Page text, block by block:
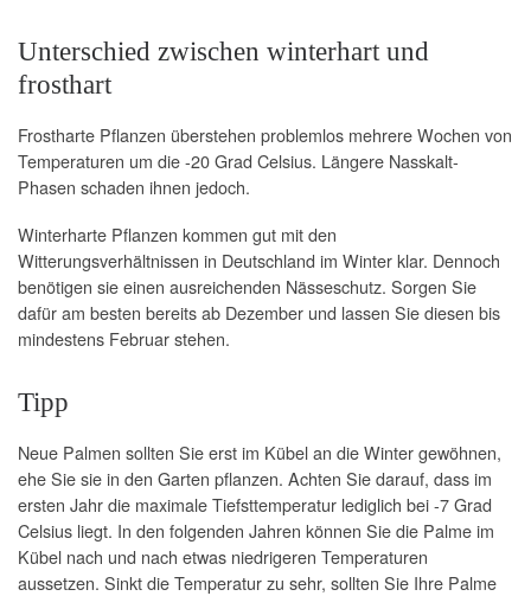
Unterschied zwischen winterhart und
frosthart
Frostharte Pflanzen überstehen problemlos mehrere Wochen von
Temperaturen um die -20 Grad Celsius. Längere Nasskalt-
Phasen schaden ihnen jedoch.
Winterharte Pflanzen kommen gut mit den
Witterungsverhältnissen in Deutschland im Winter klar. Dennoch
benötigen sie einen ausreichenden Nässeschutz. Sorgen Sie
dafür am besten bereits ab Dezember und lassen Sie diesen bis
mindestens Februar stehen.
Tipp
Neue Palmen sollten Sie erst im Kübel an die Winter gewöhnen,
ehe Sie sie in den Garten pflanzen. Achten Sie darauf, dass im
ersten Jahr die maximale Tiefsttemperatur lediglich bei -7 Grad
Celsius liegt. In den folgenden Jahren können Sie die Palme im
Kübel nach und nach etwas niedrigeren Temperaturen
aussetzen. Sinkt die Temperatur zu sehr, sollten Sie Ihre Palme